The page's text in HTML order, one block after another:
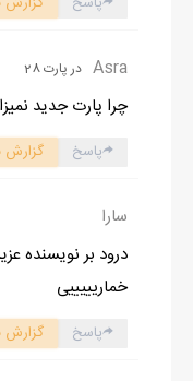
Asra در پارت 28
چرا پارت جدید
پاسخ گزارش
سارا
درود بر نویسنده
خماریییییی
پاسخ گزارش